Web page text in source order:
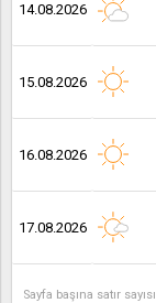
14.08.2026
15.08.2026
16.08.2026
17.08.2026
Sayfa başına satır